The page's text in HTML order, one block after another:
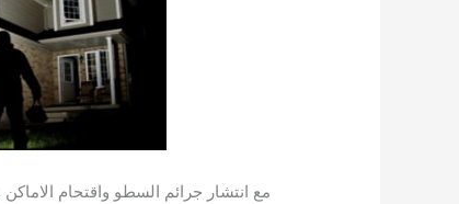
مع انتشار جرائم السطو واقتحام